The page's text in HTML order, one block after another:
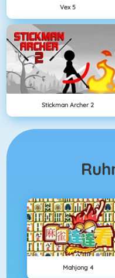
Vex 5
Stickman Archer 2
Mahjong 4